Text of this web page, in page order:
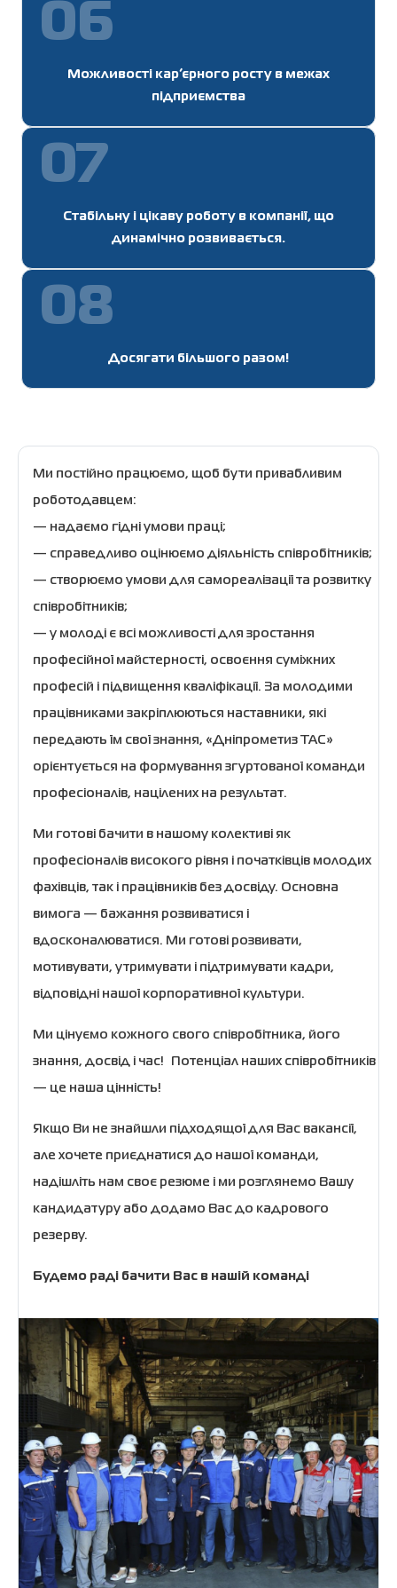
06
Можливості кар’єрного росту в межах
підприємства
07
Стабільну і цікаву роботу в компанії, що
динамічно розвивається.
08
Досягати більшого разом!
Ми постійно працюємо, щоб бути привабливим
роботодавцем:
— надаємо гідні умови праці;
— справедливо оцінюємо діяльність співробітників;
— створюємо умови для самореалізації та розвитку
співробітників;
— у молоді є всі можливості для зростання
професійної майстерності, освоєння суміжних
професій і підвищення кваліфікації. За молодими
працівниками закріплюються наставники, які
передають їм свої знання, «Дніпрометиз ТАС»
орієнтується на формування згуртованої команди
професіоналів, націлених на результат.
Ми готові бачити в нашому колективі як
професіоналів високого рівня і початківців молодих
фахівців, так і працівників без досвіду. Основна
вимога — бажання розвиватися і
вдосконалюватися. Ми готові розвивати,
мотивувати, утримувати і підтримувати кадри,
відповідні нашої корпоративної культури.
Ми цінуємо кожного свого співробітника, його
знання, досвід і час! Потенціал наших співробітників
— це наша цінність!
Якщо Ви не знайшли підходящої для Вас вакансії,
але хочете приєднатися до нашої команди,
надішліть нам своє резюме і ми розглянемо Вашу
кандидатуру або додамо Вас до кадрового
резерву.
Будемо раді бачити Вас в нашій команді